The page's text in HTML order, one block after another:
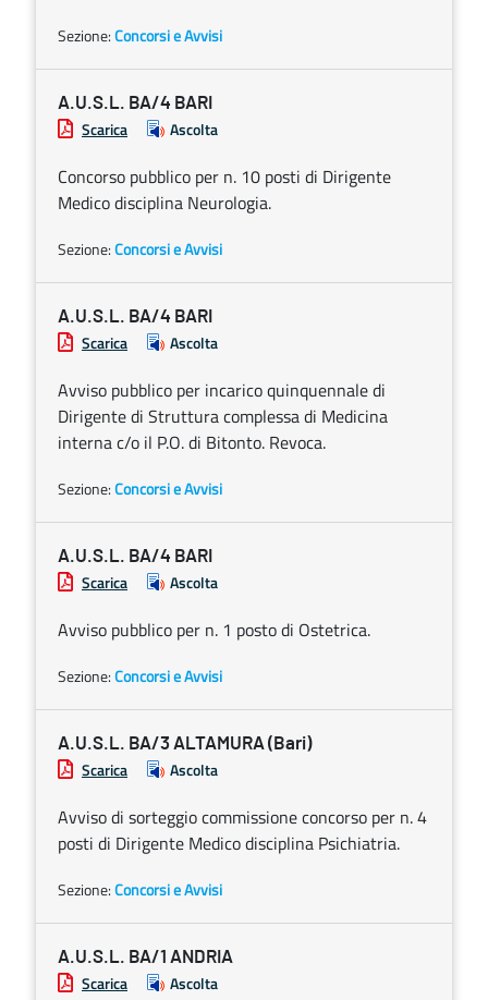
Sezione:Concorsi e Avvisi
A.U.S.L. BA/4 BARI
Scarica Ascolta
Concorso pubblico per n. 10 posti di Dirigente
Medico disciplina Neurologia.
Sezione:Concorsi e Avvisi
A.U.S.L. BA/4 BARI
Scarica Ascolta
Avviso pubblico per incarico quinquennale di
Dirigente di Struttura complessa di Medicina
interna c/o il P.O. di Bitonto. Revoca.
Sezione:Concorsi e Avvisi
A.U.S.L. BA/4 BARI
Scarica Ascolta
Avviso pubblico per n. 1 posto di Ostetrica.
Sezione:Concorsi e Avvisi
A.U.S.L. BA/3 ALTAMURA (Bari)
Scarica Ascolta
Avviso di sorteggio commissione concorso per n. 4
posti di Dirigente Medico disciplina Psichiatria.
Sezione:Concorsi e Avvisi
A.U.S.L. BA/1 ANDRIA
Scarica Ascolta